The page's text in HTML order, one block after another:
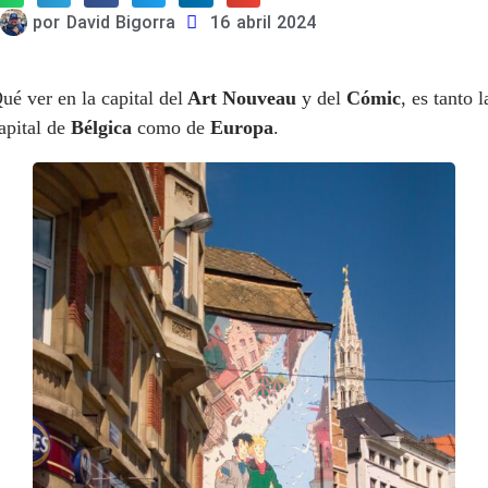
por David Bigorra 16 abril 2024
ver en la capital del Art Nouveau y del Cómic, es tanto
de Bélgica como de Europa.